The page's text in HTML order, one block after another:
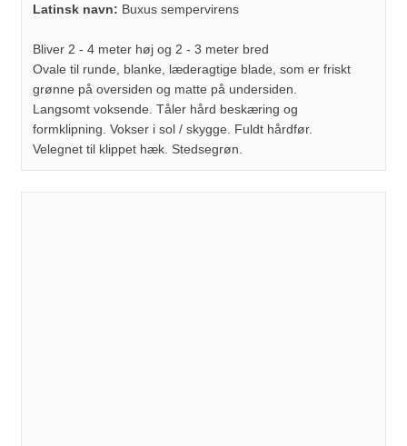
Latinsk navn: Buxus sempervirens
​Bliver 2 - 4 meter høj og 2 - 3 meter bred
Ovale til runde, blanke, læderagtige blade, som er friskt
grønne på oversiden og matte på undersiden.
Langsomt voksende. Tåler hård beskæring og
formklipning. Vokser i sol / skygge. Fuldt hårdfør.
Velegnet til klippet hæk. Stedsegrøn.